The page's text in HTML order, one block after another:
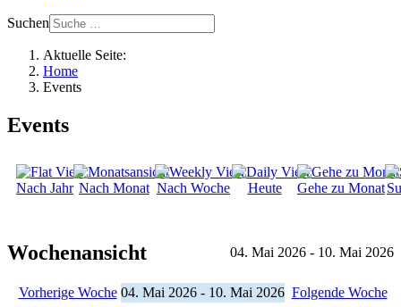
Suchen
Aktuelle Seite:
Home
Events
Events
Nach Jahr Nach Monat Nach Woche Heute Gehe zu Monat
Wochenansicht 04. Mai 2026 - 10. Mai 2026
Vorherige Woche 04. Mai 2026 - 10. Mai 2026 Folgende Woche